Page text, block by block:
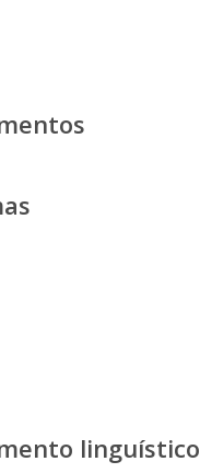
linguístico